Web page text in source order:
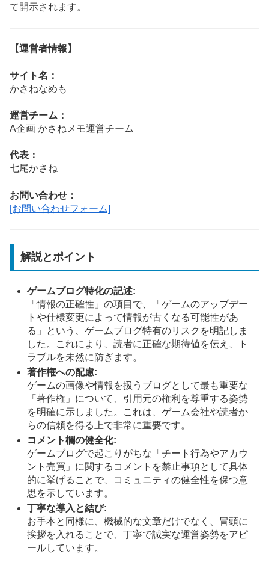
て開示されます。
【運営者情報】
サイト名：
かさねなめも
運営チーム：
A企画 かさねメモ運営チーム
代表：
七尾かさね
お問い合わせ：
[お問い合わせフォーム]
解説とポイント
ゲームブログ特化の記述:
「情報の正確性」の項目で、「ゲームのアップデー
トや仕様変更によって情報が古くなる可能性があ
る」という、ゲームブログ特有のリスクを明記しま
した。これにより、読者に正確な期待値を伝え、ト
ラブルを未然に防ぎます。
著作権への配慮:
ゲームの画像や情報を扱うブログとして最も重要な
「著作権」について、引用元の権利を尊重する姿勢
を明確に示しました。これは、ゲーム会社や読者か
らの信頼を得る上で非常に重要です。
コメント欄の健全化:
ゲームブログで起こりがちな「チート行為やアカウ
ント売買」に関するコメントを禁止事項として具体
的に挙げることで、コミュニティの健全性を保つ意
思を示しています。
丁寧な導入と結び:
お手本と同様に、機械的な文章だけでなく、冒頭に
挨拶を入れることで、丁寧で誠実な運営姿勢をアピ
ールしています。